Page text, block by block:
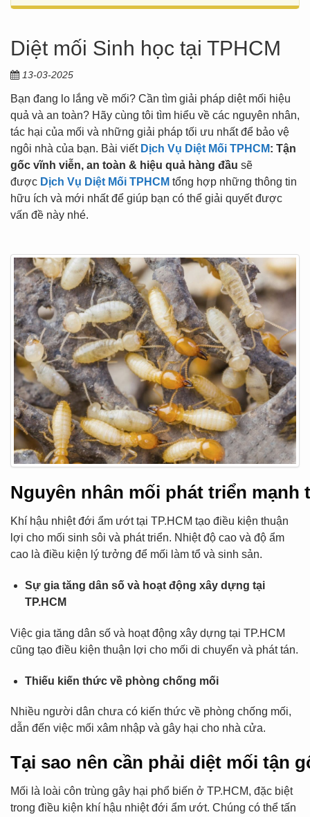
Diệt mối Sinh học tại TPHCM
13-03-2025
Bạn đang lo lắng về mối? Cần tìm giải pháp diệt mối hiệu
quả và an toàn? Hãy cùng tôi tìm hiểu về các nguyên nhân,
tác hại của mối và những giải pháp tối ưu nhất để bảo vệ
ngôi nhà của bạn. Bài viết Dịch Vụ Diệt Mối TPHCM: Tận
gốc vĩnh viễn, an toàn & hiệu quả hàng đầu sẽ
được Dịch Vụ Diệt Mối TPHCM tổng hợp những thông tin
hữu ích và mới nhất để giúp bạn có thể giải quyết được
vấn đề này nhé.
Nguyên nhân mối phát triển mạnh
Khí hậu nhiệt đới ẩm ướt tại TP.HCM tạo điều kiện thuận
lợi cho mối sinh sôi và phát triển. Nhiệt độ cao và độ ẩm
cao là điều kiện lý tưởng để mối làm tổ và sinh sản.
Sự gia tăng dân số và hoạt động xây dựng tại
TP.HCM
Việc gia tăng dân số và hoạt động xây dựng tại TP.HCM
cũng tạo điều kiện thuận lợi cho mối di chuyển và phát tán.
Thiếu kiến thức về phòng chống mối
Nhiều người dân chưa có kiến thức về phòng chống mối,
dẫn đến việc mối xâm nhập và gây hại cho nhà cửa.
Tại sao nên cần phải diệt mối tận
Mối là loài côn trùng gây hại phổ biến ở TP.HCM, đặc biệt
trong điều kiện khí hậu nhiệt đới ẩm ướt. Chúng có thể tấn